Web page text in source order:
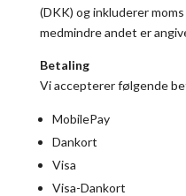
(DKK) og inkluderer
medmindre andet er
Betaling
Vi accepterer følgende
MobilePay
Dankort
Visa
Visa-Dankort